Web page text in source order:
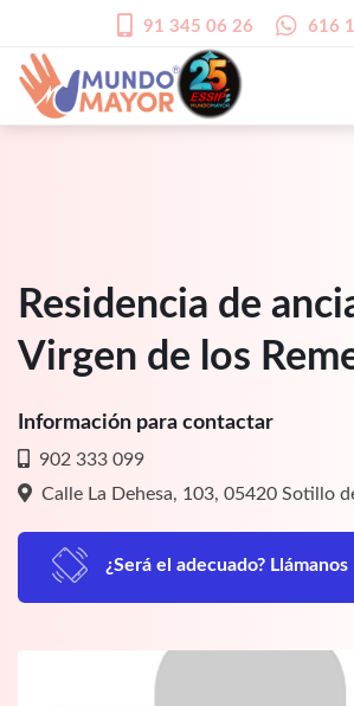
91 345 06 26 616
Residencia de
Virgen de los
Información para contactar
902 333 099
Calle La Dehesa, 103, 05420 Sotillo
¿Será el adecuado? Llámanos